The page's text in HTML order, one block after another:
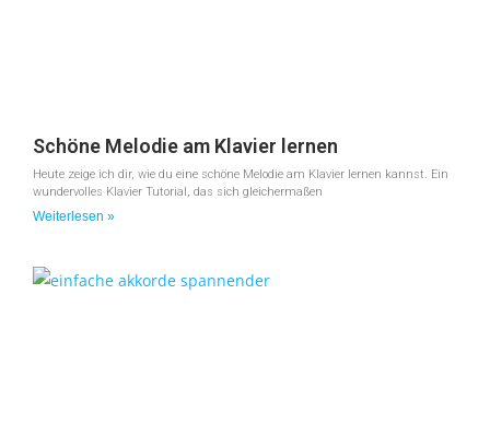
Schöne Melodie am Klavier lernen
Heute zeige ich dir, wie du eine schöne Melodie am Klavier lernen kannst. Ein
wundervolles Klavier Tutorial, das sich gleichermaßen
Weiterlesen »